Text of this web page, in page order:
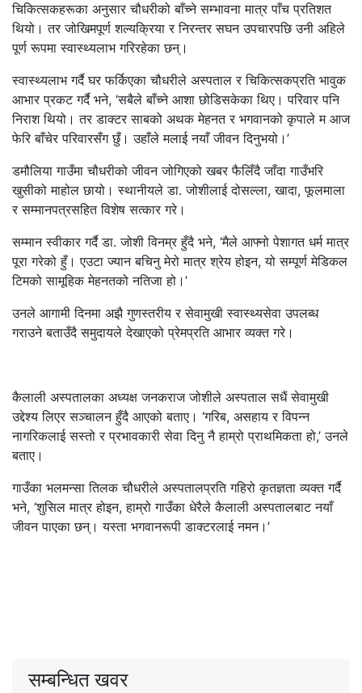
चिकित्सकहरूका अनुसार चौधरीको बाँच्ने सम्भावना मात्र पाँच प्रतिशत
थियो। तर जोखिमपूर्ण शल्यक्रिया र निरन्तर सघन उपचारपछि उनी अहिले
पूर्ण रूपमा स्वास्थ्यलाभ गरिरहेका छन्।
स्वास्थ्यलाभ गर्दै घर फर्किएका चौधरीले अस्पताल र चिकित्सकप्रति भावुक
आभार प्रकट गर्दै भने, ‘सबैले बाँच्ने आशा छोडिसकेका थिए। परिवार पनि
निराश थियो। तर डाक्टर साबको अथक मेहनत र भगवानको कृपाले म आज
फेरि बाँचेर परिवारसँग छुँ। उहाँले मलाई नयाँ जीवन दिनुभयो।’
डमौलिया गाउँमा चौधरीको जीवन जोगिएको खबर फैलिँदै जाँदा गाउँभरि
खुसीको माहोल छायो। स्थानीयले डा. जोशीलाई दोसल्ला, खादा, फूलमाला
र सम्मानपत्रसहित विशेष सत्कार गरे।
सम्मान स्वीकार गर्दै डा. जोशी विनम्र हुँदै भने, ‘मैले आफ्नो पेशागत धर्म मात्र
पूरा गरेको हुँ। एउटा ज्यान बचिनु मेरो मात्र श्रेय होइन, यो सम्पूर्ण मेडिकल
टिमको सामूहिक मेहनतको नतिजा हो।’
उनले आगामी दिनमा अझै गुणस्तरीय र सेवामुखी स्वास्थ्यसेवा उपलब्ध
गराउने बताउँदै समुदायले देखाएको प्रेमप्रति आभार व्यक्त गरे।
कैलाली अस्पतालका अध्यक्ष जनकराज जोशीले अस्पताल सधैं सेवामुखी
उद्देश्य लिएर सञ्चालन हुँदै आएको बताए। ‘गरिब, असहाय र विपन्न
नागरिकलाई सस्तो र प्रभावकारी सेवा दिनु नै हाम्रो प्राथमिकता हो,’ उनले
बताए।
गाउँका भलमन्सा तिलक चौधरीले अस्पतालप्रति गहिरो कृतज्ञता व्यक्त गर्दै
भने, ‘शुसिल मात्र होइन, हाम्रो गाउँका धेरैले कैलाली अस्पतालबाट नयाँ
जीवन पाएका छन्। यस्ता भगवानरूपी डाक्टरलाई नमन।’
सम्बन्धित खवर